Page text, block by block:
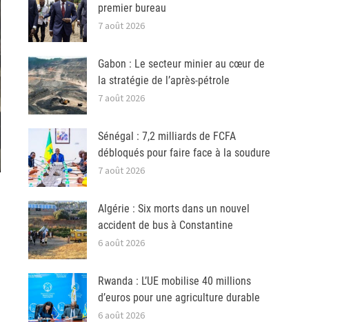
premier bureau
7 août 2026
Gabon : Le secteur minier au cœur de
la stratégie de l’après-pétrole
7 août 2026
Sénégal : 7,2 milliards de FCFA
débloqués pour faire face à la soudure
7 août 2026
Algérie : Six morts dans un nouvel
accident de bus à Constantine
6 août 2026
Rwanda : L’UE mobilise 40 millions
d’euros pour une agriculture durable
6 août 2026